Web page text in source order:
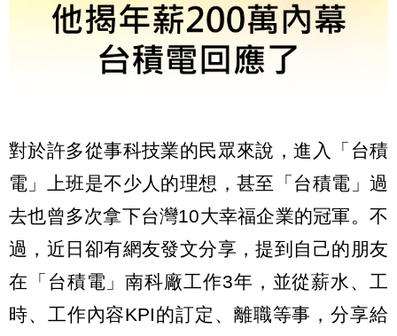
對於許多從事科技業的民眾來說，進入「台積
電」上班是不少人的理想，甚至「台積電」過
去也曾多次拿下台灣10大幸福企業的冠軍。不
過，近日卻有網友發文分享，提到自己的朋友
在「台積電」南科廠工作3年，並從薪水、工
時、工作內容KPI的訂定、離職等事，分享給